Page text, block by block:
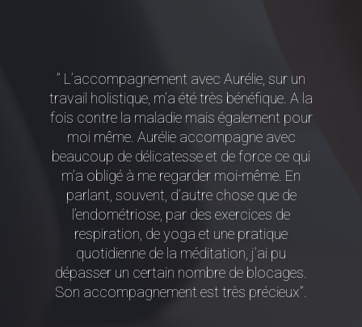
” L’accompagnement avec Aurélie, sur un
travail holistique, m’a été très bénéfique. A la
fois contre la maladie mais également pour
moi même. Aurélie accompagne avec
beaucoup de délicatesse et de force ce qui
m’a obligé à me regarder moi-même. En
parlant, souvent, d’autre chose que de
l’endométriose, par des exercices de
respiration, de yoga et une pratique
quotidienne de la méditation, j’ai pu
dépasser un certain nombre de blocages.
Son accompagnement est très précieux”.